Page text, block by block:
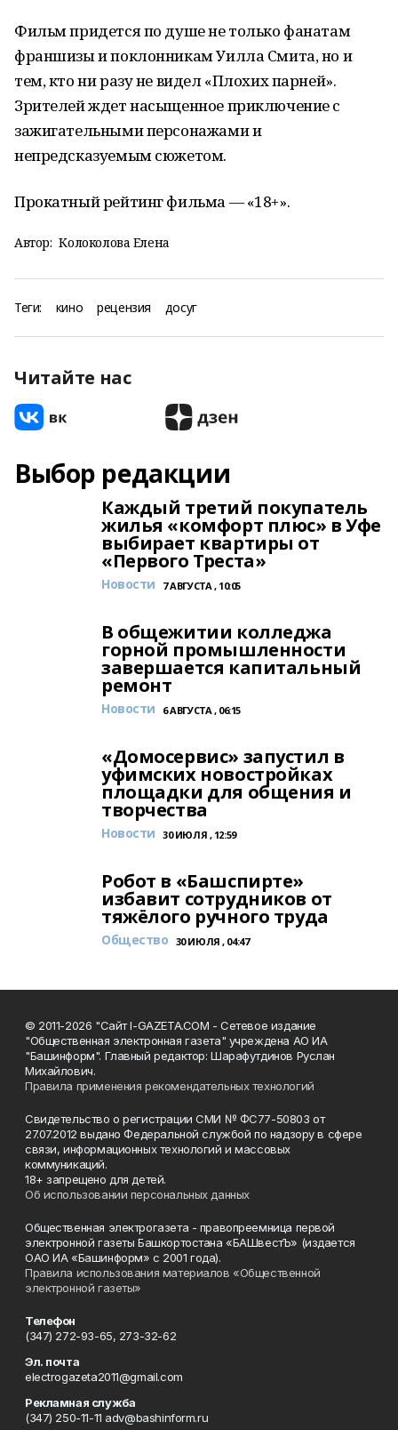
Фильм придется по душе не только фанатам
франшизы и поклонникам Уилла Смита, но и
тем, кто ни разу не видел «Плохих парней».
Зрителей ждет насыщенное приключение с
зажигательными персонажами и
непредсказуемым сюжетом.
Прокатный рейтинг фильма — «18+».
Автор: Колоколова Елена
Теги: кино рецензия досуг
Читайте нас
Выбор редакции
Каждый третий покупатель
жилья «комфорт плюс» в Уфе
выбирает квартиры от
«Первого Треста»
Новости 7 АВГУСТА , 10:05
В общежитии колледжа
горной промышленности
завершается капитальный
ремонт
Новости 6 АВГУСТА , 06:15
«Домосервис» запустил в
уфимских новостройках
площадки для общения и
творчества
Новости 30 ИЮЛЯ , 12:59
Робот в «Башспирте»
избавит сотрудников от
тяжёлого ручного труда
Общество 30 ИЮЛЯ , 04:47
© 2011-2026 "Сайт I-GAZETA.COM - Сетевое издание
"Общественная электронная газета" учреждена АО ИА
"Башинформ". Главный редактор: Шарафутдинов Руслан
Михайлович.
Правила применения рекомендательных технологий
Свидетельство о регистрации СМИ № ФС77-50803 от
27.07.2012 выдано Федеральной службой по надзору в сфере
связи, информационных технологий и массовых
коммуникаций.
18+ запрещено для детей.
Об использовании персональных данных
Общественная электрогазета - правопреемница первой
электронной газеты Башкортостана «БАШвестЪ» (издается
ОАО ИА «Башинформ» с 2001 года).
Правила использования материалов «Общественной
электронной газеты»
Телефон
(347) 272-93-65, 273-32-62
Эл. почта
electrogazeta2011@gmail.com
Рекламная служба
(347) 250-11-11 adv@bashinform.ru